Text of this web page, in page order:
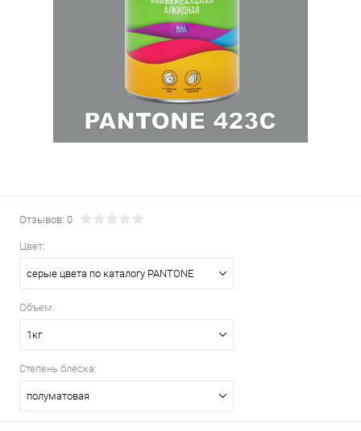
Отзывов: 0
Цвет:
серые цвета по каталогу PANTONE
Объем:
1кг
Степень блеска:
полуматовая